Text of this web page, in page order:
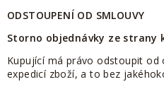
ODSTOUPENÍ OD SMLOUVY
Storno objednávky ze strany
Kupující má právo odstoupit od
expedicí zboží, a to bez